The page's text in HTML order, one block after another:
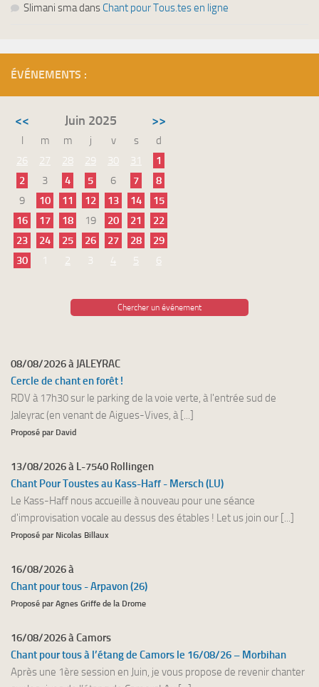
Slimani smadans Chant pour Tous.tes en ligne
ÉVÉNEMENTS :
<< Juin 2025 >>
l m m j v s
d
26
27 28 29 30 31
1
2
3 4 5 6 7
8
9
10 11 12 13 14
15
16
17 18 19 20 21
22
23
24 25 26 27 28
29
30
1 2 3 4 5 6
Chercher un événement
08/08/2026 à JALEYRAC
Cercle de chant en forêt !
RDV à 17h30 sur le parking de la voie verte, à l'entrée sud de
Jaleyrac (en venant de Aigues-Vives, à [...]
Proposé par David
13/08/2026 à L-7540 Rollingen
Chant Pour Toustes au Kass-Haff - Mersch (LU)
Le Kass-Haff nous accueille à nouveau pour une séance
d'improvisation vocale au dessus des étables ! Let us join our [...]
Proposé par Nicolas Billaux
16/08/2026 à
Chant pour tous - Arpavon (26)
Proposé par Agnes Griffe de la Drome
16/08/2026 à Camors
Chant pour tous à l’étang de Camors le 16/08/26 – Morbihan
Après une 1ère session en Juin, je vous propose de revenir chanter